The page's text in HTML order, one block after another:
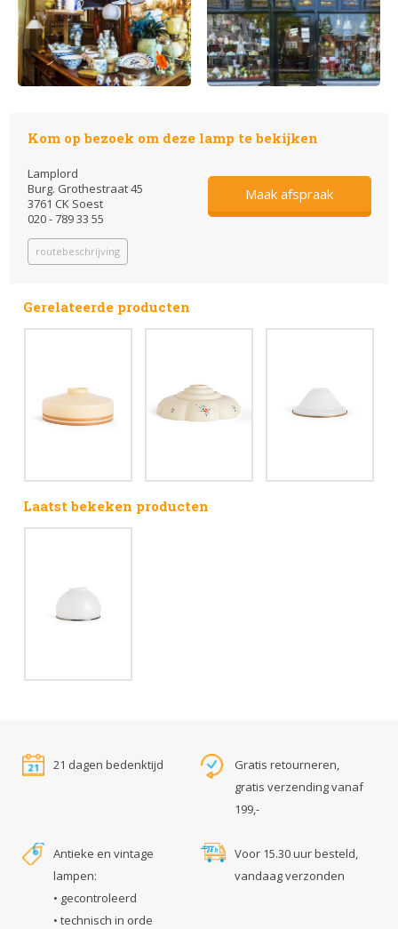
Kom op bezoek om deze lamp te bekijken
Lamplord
Burg. Grothestraat 45
3761 CK Soest
020 - 789 33 55
routebeschrijving
Maak afspraak
Gerelateerde producten
Laatst bekeken producten
21 dagen bedenktijd
Gratis retourneren,
gratis verzending vanaf
199,-
Antieke en vintage
lampen:
• gecontroleerd
• technisch in orde
Voor 15.30 uur besteld,
vandaag verzonden